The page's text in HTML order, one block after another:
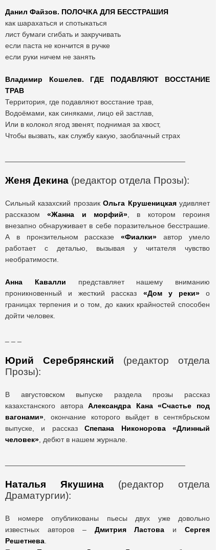
Данил Файзов. ПОЛОЧКА ДЛЯ БЕССТРАШИЯ
как шарахаться и спотыкаться
лист бумаги сгибать и закручивать
если паста не кончится в ручке
если руки ничем не занять
Владимир Кошелев. ГДЕ ПОДАВЛЯЮТ ВОССТАНИЕ
ТРАВ
Территория, где подавляют восстание трав,
Водоёмами, как синяками, лицо ей застлав,
Или в колокол ягод звенят, поднимая за хвост,
Чтобы вызвать, как службу какую, заоблачный страх
Женя Декина (редактор отдела Прозы):
Сильный казахский прозаикОльга Крушеницкаяудивляет
рассказом«Жанна и морфий» , в котором героиня
внезапно обнаруживает в себе поразительное бесстрашие.
А в пронзительном рассказе«Фиалки» автор умело
работает с деталью, вызывая у читателя чувство
необратимости.
Анна Кавалли представляет нашему вниманию
проникновенный и жесткий рассказ «Дом у реки»о
границах терпения и о том, до каких крайностей способен
дойти человек.
Юрий Серебрянский (редактор отдела
Прозы):
В августовском выпуске раздела прозы рассказ
казахстанского автораАлександра Кана «Счастье под
вагонами» , окончание которого выйдет в сентябрьском
выпуске, и рассказСпепана Никонорова «Длинный
человек» , дебют в нашем журнале.
Наталья Якушина (редактор отдела
Драматургии):
В номере опубликованы пьесы двух уже довольно
известных авторов – Дмитрия Ластова иСергея
Решетнева